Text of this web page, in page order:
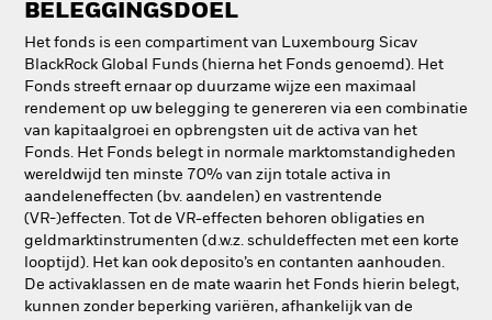
BELEGGINGSDOEL
Het fonds is een compartiment van Luxembourg Sicav
BlackRock Global Funds (hierna het Fonds genoemd). Het
Fonds streeft ernaar op duurzame wijze een maximaal
rendement op uw belegging te genereren via een combinatie
van kapitaalgroei en opbrengsten uit de activa van het
Fonds. Het Fonds belegt in normale marktomstandigheden
wereldwijd ten minste 70% van zijn totale activa in
aandeleneffecten (bv. aandelen) en vastrentende
(VR-)effecten. Tot de VR-effecten behoren obligaties en
geldmarktinstrumenten (d.w.z. schuldeffecten met een korte
looptijd). Het kan ook deposito’s en contanten aanhouden.
De activaklassen en de mate waarin het Fonds hierin belegt,
kunnen zonder beperking variëren, afhankelijk van de